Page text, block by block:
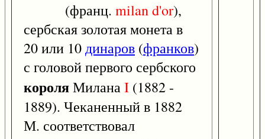
(франц. miland'or),
сербская золотая монета в
20 или 10динаров (франков)
с головой первого сербского
короляМиланаI (1882 -
1889). Чеканенный в 1882
М. соответствовал